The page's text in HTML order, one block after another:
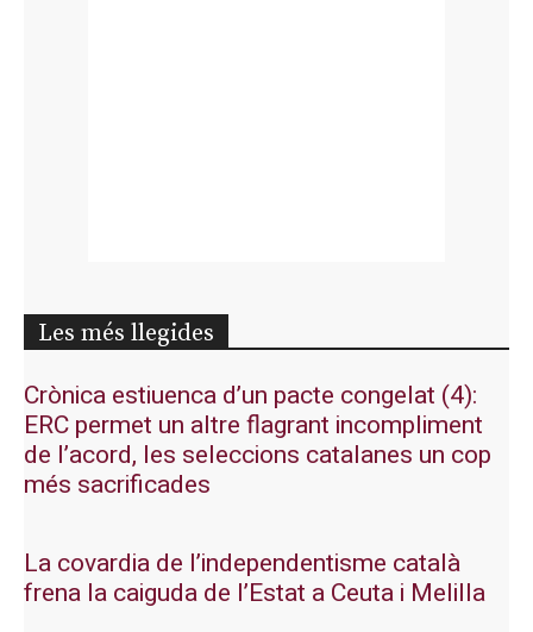
Les més llegides
Crònica estiuenca d’un pacte congelat (4):
ERC permet un altre flagrant incompliment
de l’acord, les seleccions catalanes un cop
més sacrificades
La covardia de l’independentisme català
frena la caiguda de l’Estat a Ceuta i Melilla